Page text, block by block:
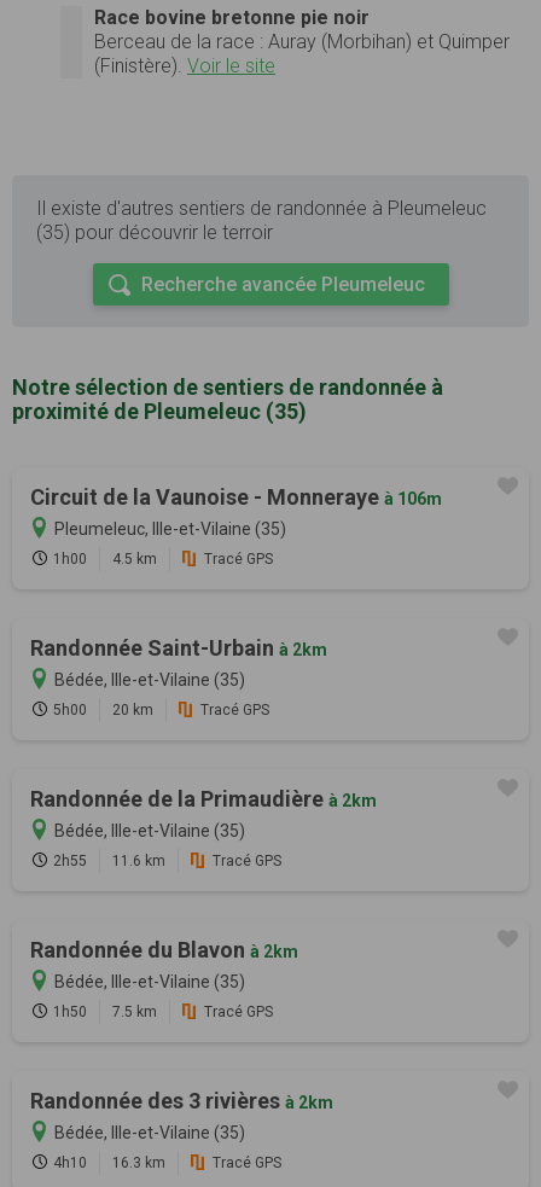
Race bovine bretonne pie noir
Berceau de la race : Auray (Morbihan) et Quimper
(Finistère). Voir le site
Il existe d'autres sentiers de randonnée à Pleumeleuc
(35) pour découvrir le terroir
Recherche avancée Pleumeleuc
Notre sélection de sentiers de randonnée à
proximité de Pleumeleuc (35)
Circuit de la Vaunoise - Monneraye à 106m
Pleumeleuc, Ille-et-Vilaine (35)
1h00 4.5 km Tracé GPS
Randonnée Saint-Urbain à 2km
Bédée, Ille-et-Vilaine (35)
5h00 20 km Tracé GPS
Randonnée de la Primaudière à 2km
Bédée, Ille-et-Vilaine (35)
2h55 11.6 km Tracé GPS
Randonnée du Blavon à 2km
Bédée, Ille-et-Vilaine (35)
1h50 7.5 km Tracé GPS
Randonnée des 3 rivières à 2km
Bédée, Ille-et-Vilaine (35)
4h10 16.3 km Tracé GPS